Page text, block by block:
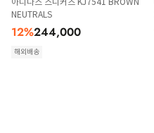
NEUTRALS
12%244,000
해외배송